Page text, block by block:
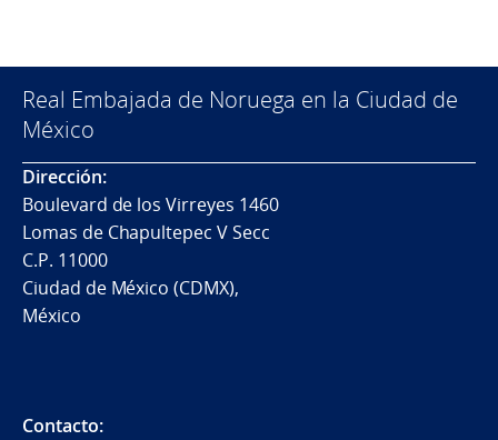
Real Embajada de Noruega en la Ciudad de
México
Dirección:
Boulevard de los Virreyes 1460
Lomas de Chapultepec V Secc
C.P. 11000
Ciudad de México (CDMX),
México
Contacto: